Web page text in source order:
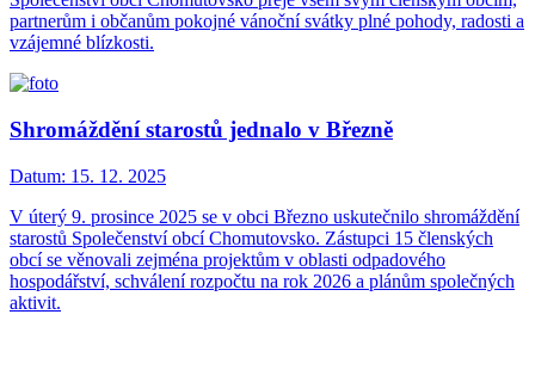
partnerům i občanům pokojné vánoční svátky plné pohody, radosti a
vzájemné blízkosti.
Shromáždění starostů jednalo v Březně
Datum: 15. 12. 2025
V úterý 9. prosince 2025 se v obci Březno uskutečnilo shromáždění
starostů Společenství obcí Chomutovsko. Zástupci 15 členských
obcí se věnovali zejména projektům v oblasti odpadového
hospodářství, schválení rozpočtu na rok 2026 a plánům společných
aktivit.